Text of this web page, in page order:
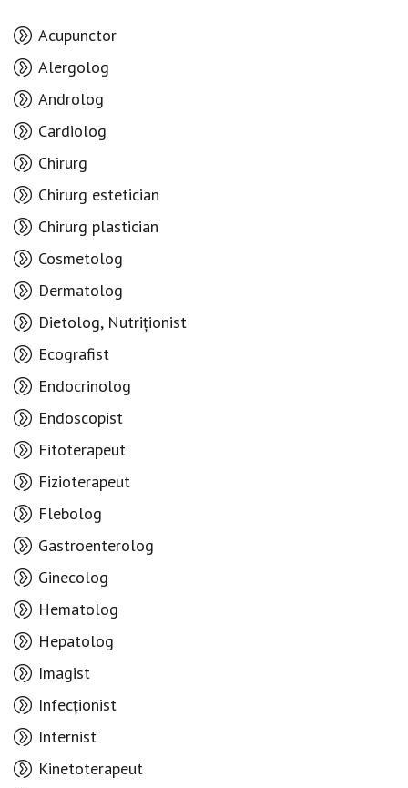
Acupunctor
Alergolog
Androlog
Cardiolog
Chirurg
Chirurg estetician
Chirurg plastician
Cosmetolog
Dermatolog
Dietolog, Nutriționist
Ecografist
Endocrinolog
Endoscopist
Fitoterapeut
Fizioterapeut
Flebolog
Gastroenterolog
Ginecolog
Hematolog
Hepatolog
Imagist
Infecționist
Internist
Kinetoterapeut